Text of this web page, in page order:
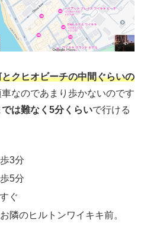
クヒオビーチの中間ぐらいの
なのであまり歩かないのです
では難なく5分くらいで行ける
3分
5分
ぐ
隣のヒルトンワイキキ前。